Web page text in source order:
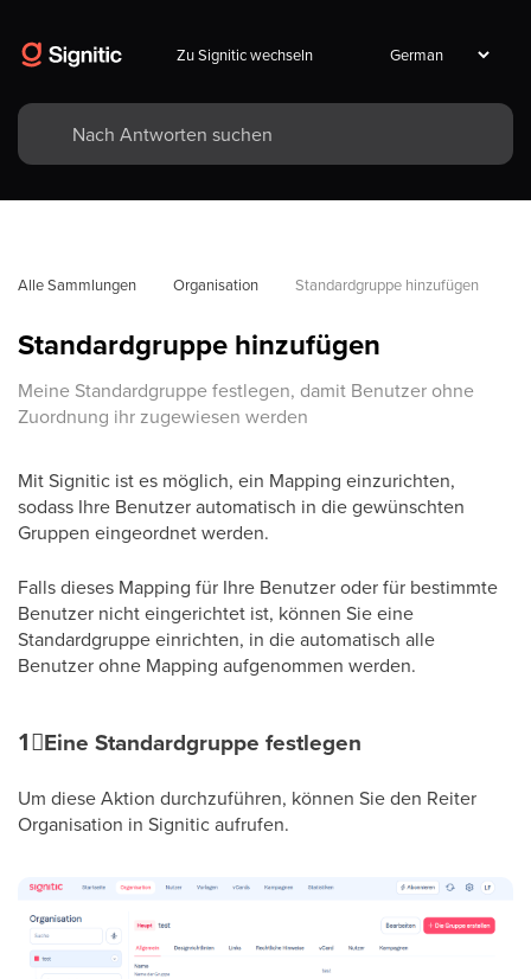
Zu Signitic wechseln
Alle Sammlungen Organisation Standardgruppe hinzufügen
Standardgruppe hinzufügen
Meine Standardgruppe festlegen, damit Benutzer ohne
Zuordnung ihr zugewiesen werden
Mit Signitic ist es möglich, ein Mapping einzurichten,
sodass Ihre Benutzer automatisch in die gewünschten
Gruppen eingeordnet werden.
Falls dieses Mapping für Ihre Benutzer oder für bestimmte
Benutzer nicht eingerichtet ist, können Sie eine
Standardgruppe einrichten, in die automatisch alle
Benutzer ohne Mapping aufgenommen werden.
1⃣Eine Standardgruppe festlegen
Um diese Aktion durchzuführen, können Sie den Reiter
Organisation in Signitic aufrufen.